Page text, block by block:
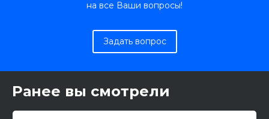
на все Ваши вопросы!
Задать вопрос
Ранее вы смотрели